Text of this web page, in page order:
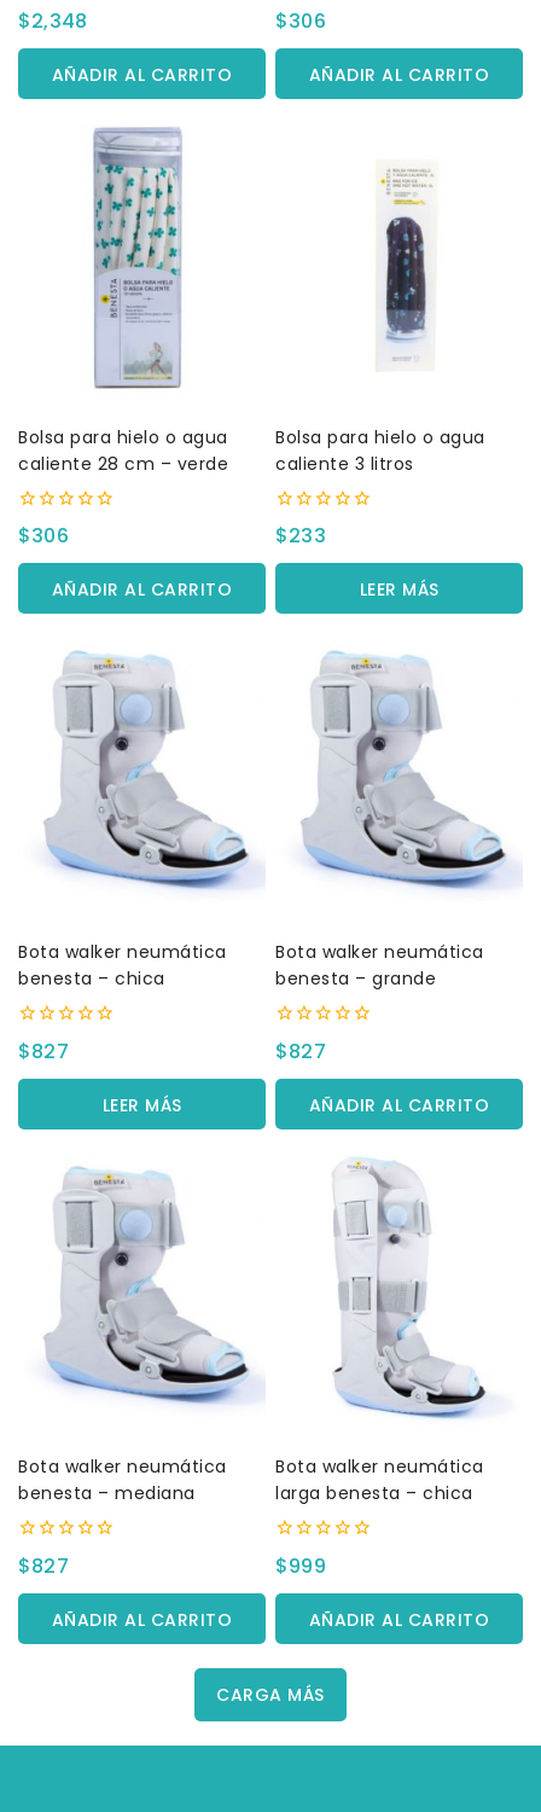
0
fuera
de
$2,348
AÑADIR AL CARRITO
0
fuera
de
$306
AÑADIR AL CARRITO
Bolsa para hielo o agua
caliente 28 cm – verde
0
fuera
de
$306
AÑADIR AL CARRITO
Bolsa para hielo o agua
caliente 3 litros
0
fuera
de
$233
LEER MÁS
Bota walker neumática
benesta – chica
0
fuera
de
$827
LEER MÁS
Bota walker neumática
benesta – grande
0
fuera
de
$827
AÑADIR AL CARRITO
Bota walker neumática
benesta – mediana
0
fuera
de
$827
AÑADIR AL CARRITO
Bota walker neumática
larga benesta – chica
0
fuera
de
$999
AÑADIR AL CARRITO
CARGA MÁS